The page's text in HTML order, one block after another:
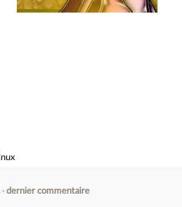
dernier commentaire